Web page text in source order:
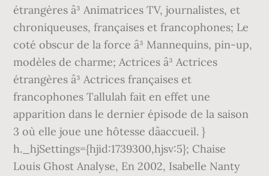
étrangères â³ Animatrices TV, journalistes, et
chroniqueuses, françaises et francophones; Le
coté obscur de la force â³ Mannequins, pin-up,
modèles de charme; Actrices â³ Actrices
étrangères â³ Actrices françaises et
francophones Tallulah fait en effet une
apparition dans le dernier épisode de la saison
3 où elle joue une hôtesse dâaccueil. }
h._hjSettings={hjid:1739300,hjsv:5}; Chaise
Louis Ghost Analyse, En 2002, Isabelle Nanty